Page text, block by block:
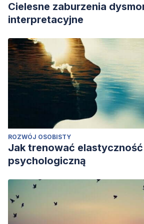
Cielesne zaburzenia
interpretacyjne
ROZWÓJ OSOBISTY
Jak trenować elastyczność
psychologiczną